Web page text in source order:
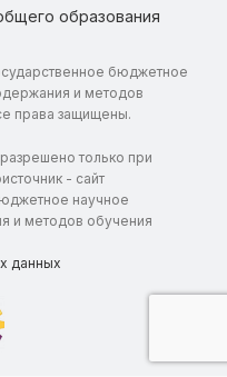
образования
бюджетное
и методов
права защищены.
только при
- сайт
научное
и методов обучения
данных